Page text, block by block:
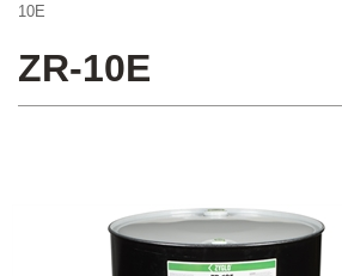
10E
ZR-10E